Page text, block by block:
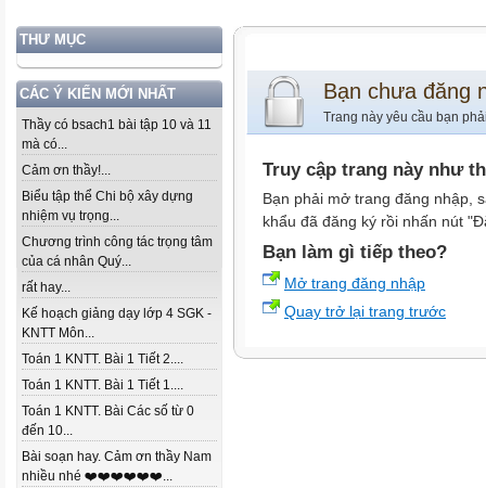
THƯ MỤC
CÁC Ý KIẾN MỚI NHẤT
Thầy có bsach1 bài tập 10 và 11
mà có...
Cảm ơn thầy!...
Biểu tập thể Chi bộ xây dựng
nhiệm vụ trọng...
Chương trình công tác trọng tâm
của cá nhân Quý...
rất hay...
Kế hoạch giảng dạy lớp 4 SGK -
KNTT Môn...
Toán 1 KNTT. Bài 1 Tiết 2....
Toán 1 KNTT. Bài 1 Tiết 1....
Toán 1 KNTT. Bài Các số từ 0
đến 10...
Bài soạn hay. Cảm ơn thầy Nam
nhiều nhé ❤️❤️❤️❤️❤️❤️...
Bạn chưa đăng
Trang này yêu cầu bạn
Truy cập trang này như
Bạn phải mở trang đăng nhập,
khẩu đã đăng ký rồi nhấn nút
Bạn làm gì tiếp theo?
Mở trang đăng nhập
Quay trở lại trang trước